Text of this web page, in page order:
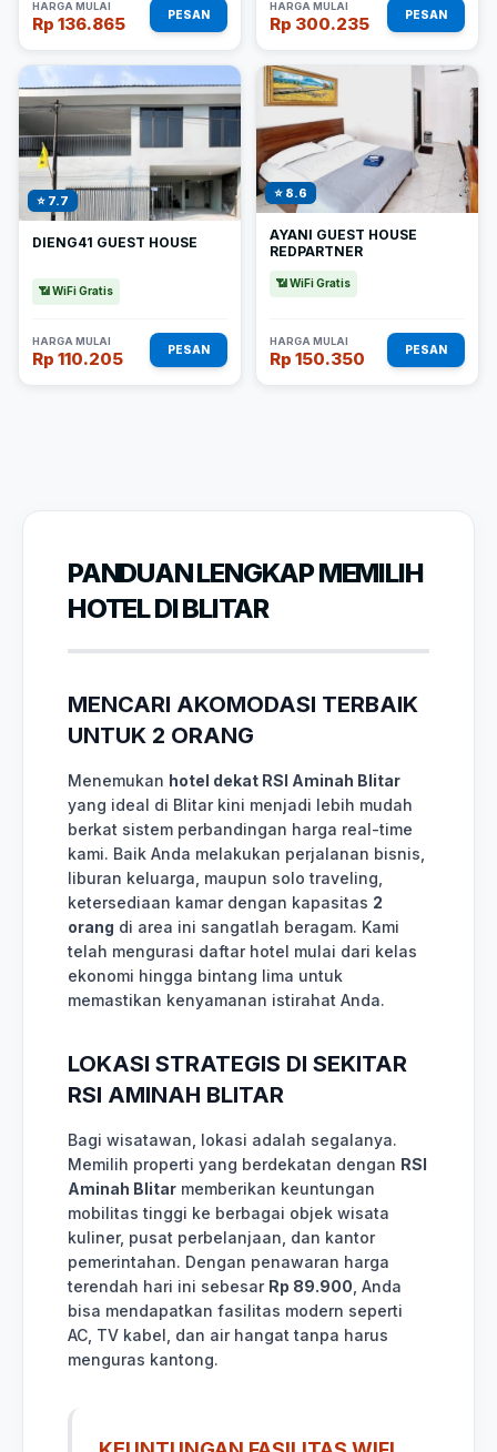
HARGA MULAI
Rp 136.865 PESAN
HARGA MULAI
Rp 300.235 PESAN
⭐ 7.7
DIENG41 GUEST HOUSE
📶 WiFi Gratis
HARGA MULAI
Rp 110.205 PESAN
⭐ 8.6
AYANI GUEST HOUSE
REDPARTNER
📶 WiFi Gratis
HARGA MULAI
Rp 150.350 PESAN
PANDUAN LENGKAP MEMILIH
HOTEL DI BLITAR
MENCARI AKOMODASI TERBAIK
UNTUK 2 ORANG
Menemukan hotel dekat RSI Aminah Blitar
yang ideal di Blitar kini menjadi lebih mudah
berkat sistem perbandingan harga real-time
kami. Baik Anda melakukan perjalanan bisnis,
liburan keluarga, maupun solo traveling,
ketersediaan kamar dengan kapasitas 2
orang di area ini sangatlah beragam. Kami
telah mengurasi daftar hotel mulai dari kelas
ekonomi hingga bintang lima untuk
memastikan kenyamanan istirahat Anda.
LOKASI STRATEGIS DI SEKITAR
RSI AMINAH BLITAR
Bagi wisatawan, lokasi adalah segalanya.
Memilih properti yang berdekatan dengan RSI
Aminah Blitar memberikan keuntungan
mobilitas tinggi ke berbagai objek wisata
kuliner, pusat perbelanjaan, dan kantor
pemerintahan. Dengan penawaran harga
terendah hari ini sebesar Rp 89.900 , Anda
bisa mendapatkan fasilitas modern seperti
AC, TV kabel, dan air hangat tanpa harus
menguras kantong.